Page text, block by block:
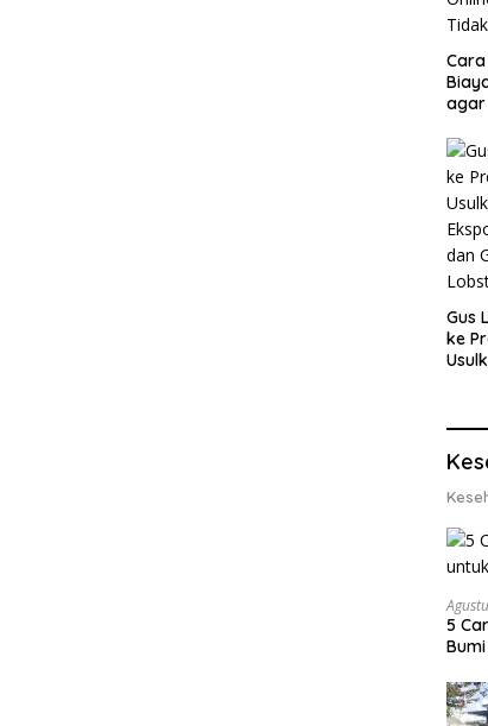
agar
Gus
ke
5